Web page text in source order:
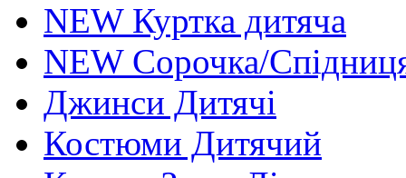
NEW Куртка дитяча
NEW Сорочка/
Джинси Дитячі
Костюми Дитячий